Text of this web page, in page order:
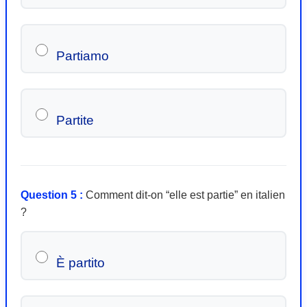
Partiamo
Partite
Question 5 : Comment dit-on “elle est partie” en italien
?
È partito